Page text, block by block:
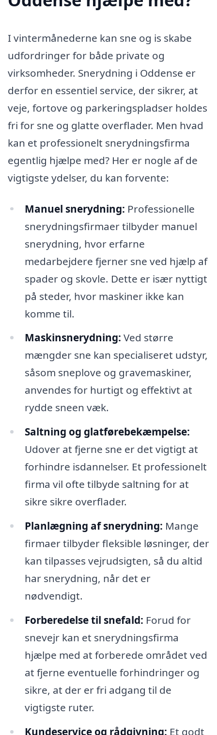
I vintermånederne kan sne og is skabe
udfordringer for både private og
virksomheder. Snerydning i Oddense er
derfor en essentiel service, der sikrer, at
veje, fortove og parkeringspladser holdes
fri for sne og glatte overflader. Men hvad
kan et professionelt snerydningsfirma
egentlig hjælpe med? Her er nogle af de
vigtigste ydelser, du kan forvente:
Manuel snerydning: Professionelle
snerydningsfirmaer tilbyder manuel
snerydning, hvor erfarne
medarbejdere fjerner sne ved hjælp af
spader og skovle. Dette er især nyttigt
på steder, hvor maskiner ikke kan
komme til.
Maskinsnerydning: Ved større
mængder sne kan specialiseret udstyr,
såsom sneplove og gravemaskiner,
anvendes for hurtigt og effektivt at
rydde sneen væk.
Saltning og glatførebekæmpelse:
Udover at fjerne sne er det vigtigt at
forhindre isdannelser. Et professionelt
firma vil ofte tilbyde saltning for at
sikre sikre overflader.
Planlægning af snerydning: Mange
firmaer tilbyder fleksible løsninger, der
kan tilpasses vejrudsigten, så du altid
har snerydning, når det er
nødvendigt.
Forberedelse til snefald: Forud for
snevejr kan et snerydningsfirma
hjælpe med at forberede området ved
at fjerne eventuelle forhindringer og
sikre, at der er fri adgang til de
vigtigste ruter.
Kundeservice og rådgivning: Et godt